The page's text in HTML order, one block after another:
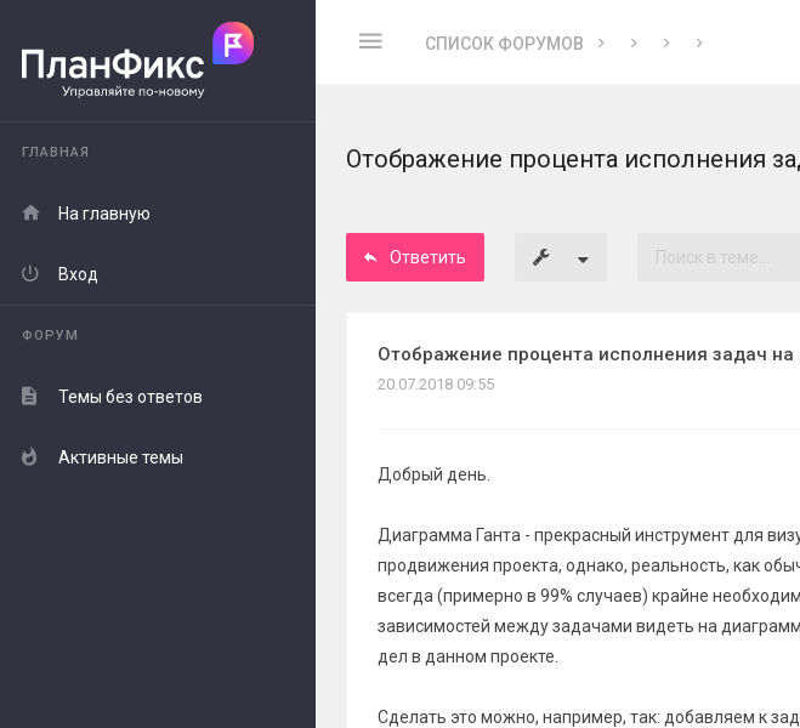
СПИСОК ФОРУМОВ
ГЛАВНАЯ
На главную
Вход
ФОРУМ
Темы без ответов
Активные темы
Отображение процента исполнения
Ответить
Отображение процента исполнения задач на
20.07.2018 09:55
Добрый день.
Диаграмма Ганта - прекрасный инструмент для
продвижения проекта, однако, реальность, как
всегда (примерно в 99% случаев) крайне
зависимостей между задачами видеть на
дел в данном проекте.
Сделать это можно, например, так: добавляем к